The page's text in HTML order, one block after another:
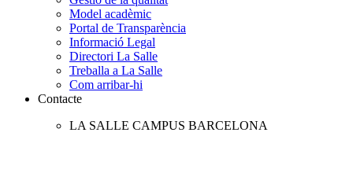
Model acadèmic
Portal de Transparència
Informació Legal
Directori La Salle
Treballa a La Salle
Com arribar-hi
Contacte
LA SALLE CAMPUS BARCELONA